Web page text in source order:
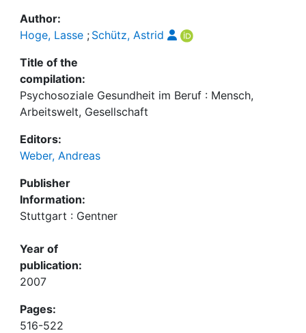
Author:
Hoge, Lasse ; Schütz, Astrid
Title of the
compilation:
Psychosoziale Gesundheit im Beruf : Mensch,
Arbeitswelt, Gesellschaft
Editors:
Weber, Andreas
Publisher
Information:
Stuttgart : Gentner
Year of
publication:
2007
Pages:
516-522